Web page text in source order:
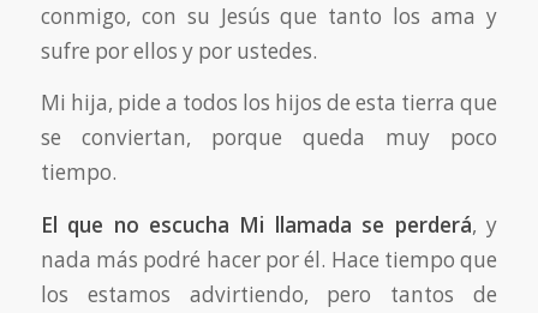
conmigo, con su Jesús que tanto los ama y
sufre por ellos y por ustedes.
Mi hija, pide a todos los hijos de esta tierra que
se conviertan, porque queda muy poco
tiempo.
El que no escucha Mi llamada se perderá, y
nada más podré hacer por él. Hace tiempo que
los estamos advirtiendo, pero tantos de